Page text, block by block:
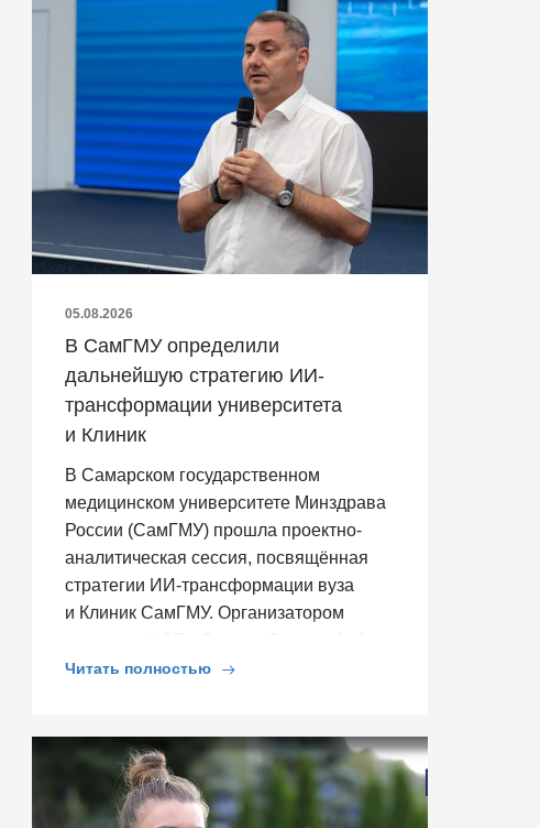
05.08.2026
В СамГМУ определили
дальнейшую стратегию ИИ-
трансформации университета
и Клиник
В Самарском государственном
медицинском университете Минздрава
России (СамГМУ) прошла проектно-
аналитическая сессия, посвящённая
стратегии ИИ-трансформации вуза
и Клиник СамГМУ. Организатором
Читать полностью